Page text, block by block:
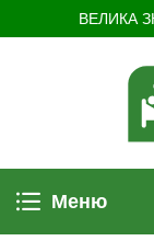
ВЕЛИКА
Меню